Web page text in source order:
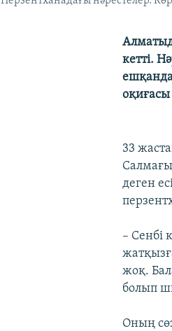
кетті.
оқиғасы
33
деген
– Сенбі
жоқ.
болып
Оның